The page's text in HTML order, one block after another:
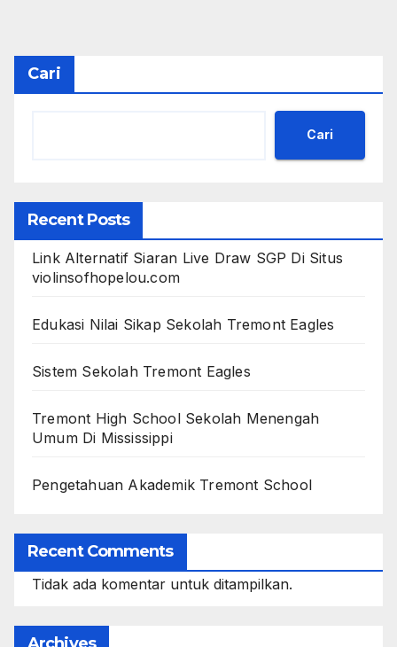
Cari
Cari
Recent Posts
Link Alternatif Siaran Live Draw SGP Di Situs
violinsofhopelou.com
Edukasi Nilai Sikap Sekolah Tremont Eagles
Sistem Sekolah Tremont Eagles
Tremont High School Sekolah Menengah
Umum Di Mississippi
Pengetahuan Akademik Tremont School
Recent Comments
Tidak ada komentar untuk ditampilkan.